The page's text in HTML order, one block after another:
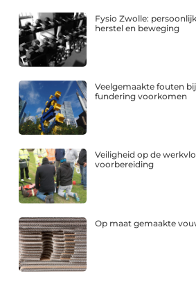
Fysio Zwolle:
herstel en beweging
Veelgemaakte fouten
fundering voorkomen
Veiligheid op de
voorbereiding
Op maat gemaakte